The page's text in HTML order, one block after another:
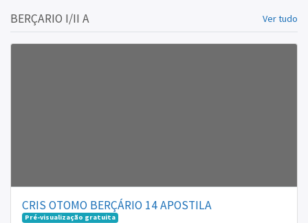
BERÇARIO I/II A Ver tudo
CRIS OTOMO BERÇÁRIO 14 APOSTILA
Pré-visualização gratuita